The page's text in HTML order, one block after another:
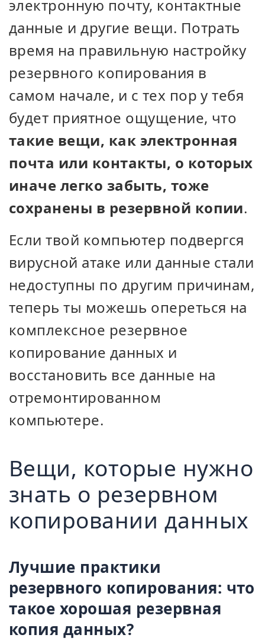
электронную почту, контактные
данные и другие вещи. Потрать
время на правильную настройку
резервного копирования в
самом начале, и с тех пор у тебя
будет приятное ощущение, что
такие вещи, как электронная
почта или контакты, о которых
иначе легко забыть, тоже
сохранены в резервной копии.
Если твой компьютер подвергся
вирусной атаке или данные стали
недоступны по другим причинам,
теперь ты можешь опереться на
комплексное резервное
копирование данных и
восстановить все данные на
отремонтированном
компьютере.
Вещи, которые нужно
знать о резервном
копировании данных
Лучшие практики
резервного копирования: что
такое хорошая резервная
копия данных?